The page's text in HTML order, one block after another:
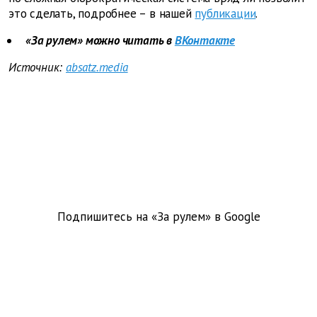
это сделать, подробнее – в нашей публикации.
«За рулем» можно читать вВКонтакте
Источник: absatz.media
Подпишитесь на «За рулем» в Google